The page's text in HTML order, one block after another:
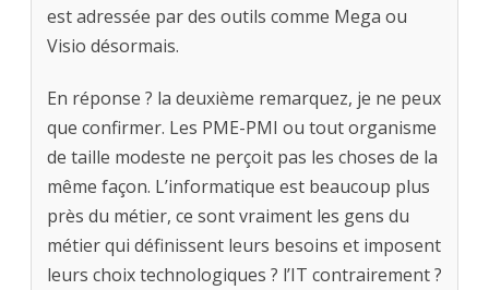
est adressée par des outils comme Mega ou
Visio désormais.
En réponse ? la deuxième remarquez, je ne peux
que confirmer. Les PME-PMI ou tout organisme
de taille modeste ne perçoit pas les choses de la
même façon. L’informatique est beaucoup plus
près du métier, ce sont vraiment les gens du
métier qui définissent leurs besoins et imposent
leurs choix technologiques ? l’IT contrairement ?